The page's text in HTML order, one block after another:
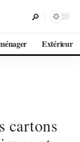
Extérieur
cartons